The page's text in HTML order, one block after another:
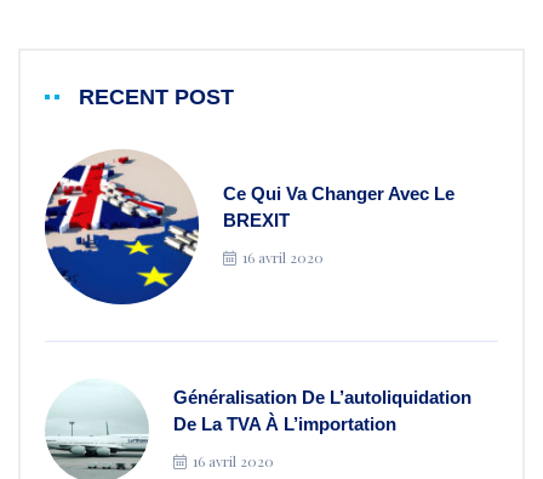
RECENT POST
Ce Qui Va Changer Avec Le
BREXIT
16 avril 2020
Généralisation De L’autoliquidation
De La TVA À L’importation
16 avril 2020